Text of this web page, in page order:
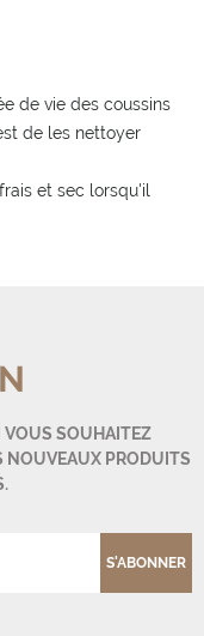
de vie des coussins
de les nettoyer
et sec lorsqu'il
VOUS SOUHAITEZ
NOUVEAUX PRODUITS
S'ABONNER